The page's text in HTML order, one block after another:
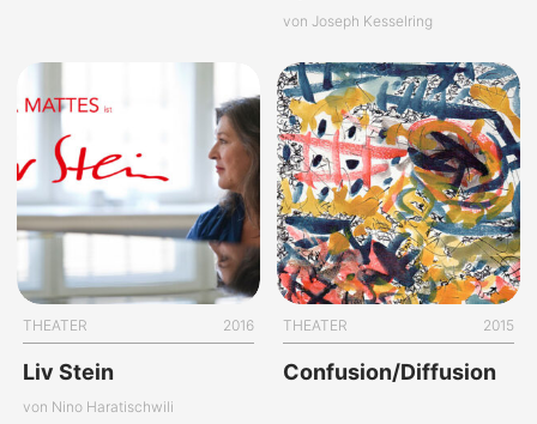
von Joseph Kesselring
THEATER 2016
Liv Stein
von Nino Haratischwili
THEATER 2015
Confusion/Diffusion